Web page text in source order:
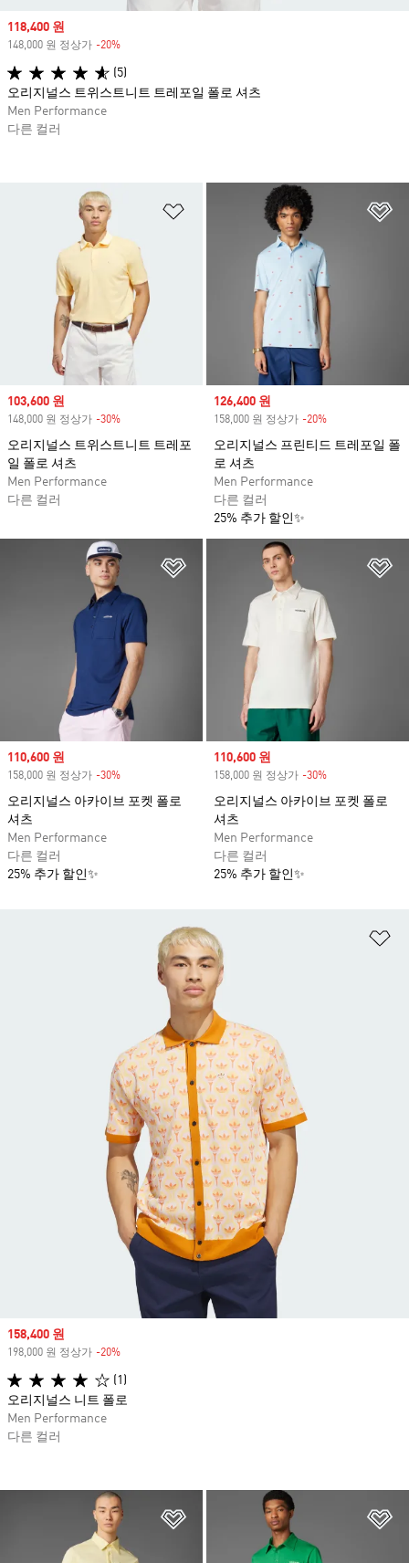
위시리스트 담기
Sale price
103,600 원
148,000 원 정상가 -30%
오리지널스 트위스트니트 트레포
일 폴로 셔츠
Men Performance
다른 컬러
Sale price
126,400 원
158,000 원 정상가 -20%
오리지널스 프린티드 트레포일 폴
로 셔츠
Men Performance
다른 컬러
25% 추가 할인✨
위시리스트 담기
Sale price
110,600 원
158,000 원 정상가 -30%
오리지널스 아카이브 포켓 폴로
셔츠
Men Performance
다른 컬러
25% 추가 할인✨
Sale price
110,600 원
158,000 원 정상가 -30%
오리지널스 아카이브 포켓 폴로
셔츠
Men Performance
다른 컬러
25% 추가 할인✨
위시리스트 담기
Sale price
158,400 원
198,000 원 정상가 -20%
(1)
오리지널스 니트 폴로
Men Performance
다른 컬러
Sale price
118,400 원
148,000 원 정상가 -20%
(5)
오리지널스 트위스트니트 트레포일 폴로 셔츠
Men Performance
다른 컬러